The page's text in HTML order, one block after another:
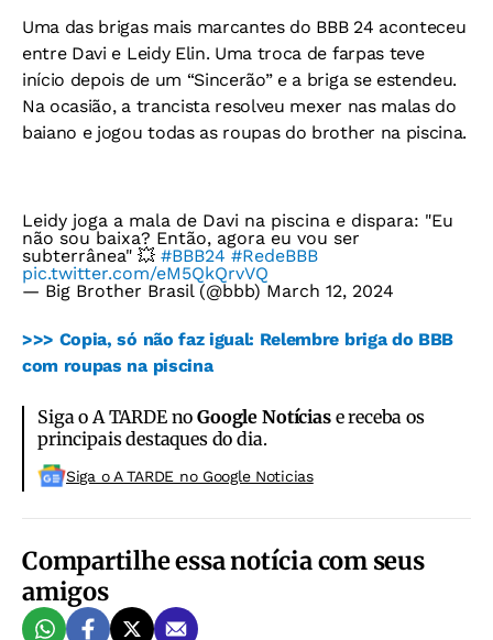
Uma das brigas mais marcantes do BBB 24 aconteceu
entre Davi e Leidy Elin. Uma troca de farpas teve
início depois de um “Sincerão” e a briga se estendeu.
Na ocasião, a trancista resolveu mexer nas malas do
baiano e jogou todas as roupas do brother na piscina.
Leidy joga a mala de Davi na piscina e dispara: "Eu
não sou baixa? Então, agora eu vou ser
subterrânea" 💥 #BBB24 #RedeBBB
pic.twitter.com/eM5QkQrvVQ
— Big Brother Brasil (@bbb)March 12, 2024
>>> Copia, só não faz igual: Relembre briga do BBB
com roupas na piscina
Siga o A TARDE noGoogle Notíciase receba os
principais destaques do dia.
Siga o A TARDE no Google Noticias
Compartilhe essa notícia com seus
amigos